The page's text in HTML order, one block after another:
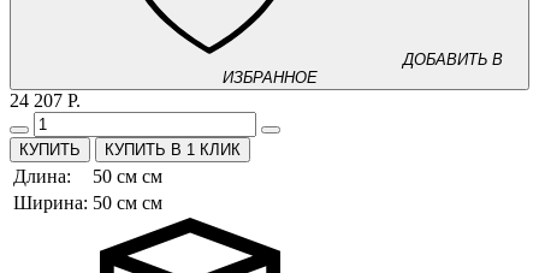
ДОБАВИТЬ В
ИЗБРАННОЕ
24 207 Р.
КУПИТЬ В 1 КЛИК
Длина:
50 см см
Ширина: 50 см см